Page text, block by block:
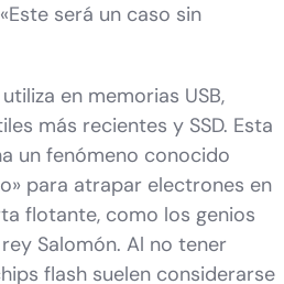
será un caso sin
en memorias USB,
más recientes y SSD. Esta
un fenómeno conocido
para atrapar electrones en
flotante, como los genios
Salomón. Al no tener
flash suelen considerarse